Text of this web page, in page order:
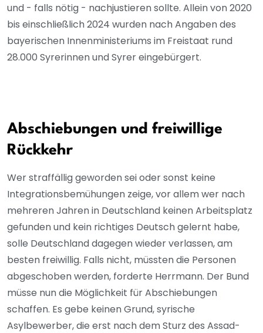
und - falls nötig - nachjustieren sollte. Allein von 2020
bis einschließlich 2024 wurden nach Angaben des
bayerischen Innenministeriums im Freistaat rund
28.000 Syrerinnen und Syrer eingebürgert.
Abschiebungen und freiwillige
Rückkehr
Wer straffällig geworden sei oder sonst keine
Integrationsbemühungen zeige, vor allem wer nach
mehreren Jahren in Deutschland keinen Arbeitsplatz
gefunden und kein richtiges Deutsch gelernt habe,
solle Deutschland dagegen wieder verlassen, am
besten freiwillig. Falls nicht, müssten die Personen
abgeschoben werden, forderte Herrmann. Der Bund
müsse nun die Möglichkeit für Abschiebungen
schaffen. Es gebe keinen Grund, syrische
Asylbewerber, die erst nach dem Sturz des Assad-